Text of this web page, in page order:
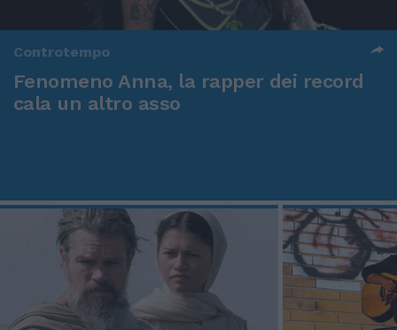
Controtempo
Fenomeno Anna, la rapper dei record
cala un altro asso